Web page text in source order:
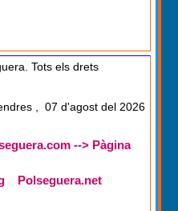
Tots els drets
, 07 d'agost del 2026
--> Pàgina
Polseguera.net